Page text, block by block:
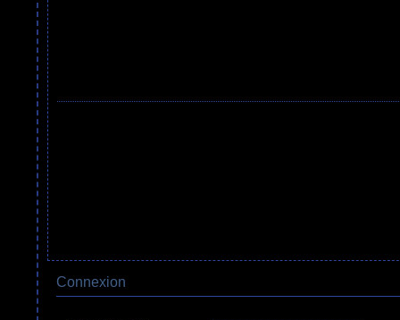
Connexion